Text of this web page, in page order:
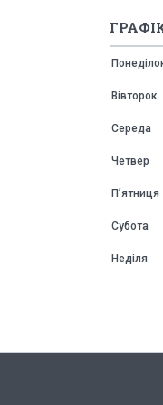
Вівторок
Середа
Четвер
Пʼятниця
Субота
Неділя